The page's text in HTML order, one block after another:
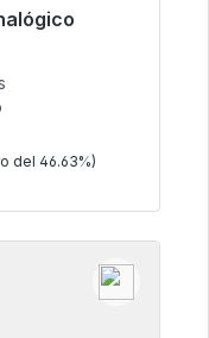
de entrega
del 46.63%)